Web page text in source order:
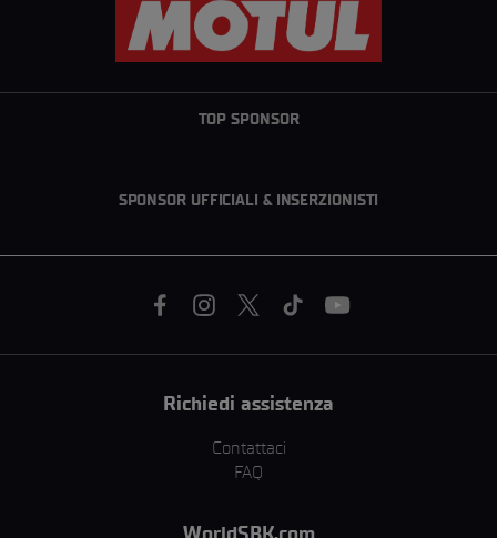
TOP SPONSOR
SPONSOR UFFICIALI & INSERZIONISTI
Richiedi assistenza
Contattaci
FAQ